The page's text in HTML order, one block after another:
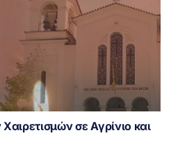
σε Αγρίνιο και